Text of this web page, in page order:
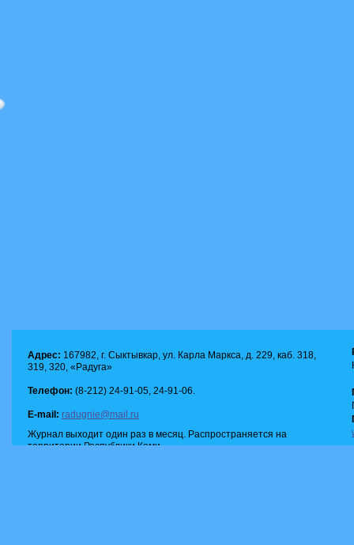
Адрес: 167982, г. Сыктывкар, ул. Карла Маркса, д. 229, каб. 318,
319, 320, «Радуга»
Телефон: (8-212) 24-91-05, 24-91-06.
E-mail: radugnie@mail.ru
Журнал выходит один раз в месяц. Распространяется на
территории Республики Коми.